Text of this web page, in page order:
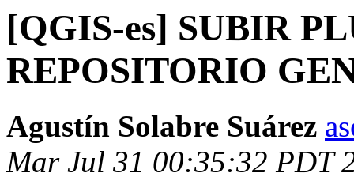
[QGIS-es] SUBIR
REPOSITORIO
Agustín Solabre Suárez
Mar Jul 31 00:35:32 PDT